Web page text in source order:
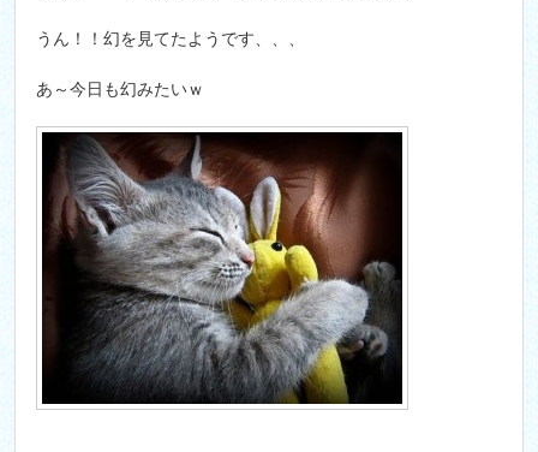
うん！！幻を見てたようです、、、
あ～今日も幻みたいｗ